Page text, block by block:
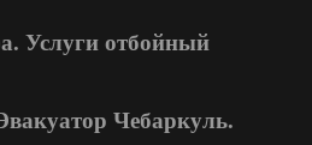
Услуги отбойный
Чебаркуль.